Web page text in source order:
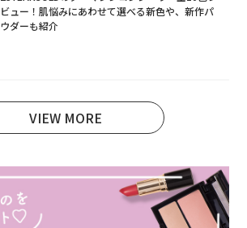
ビュー！肌悩みにあわせて選べる新色や、新作パ
ウダーも紹介
VIEW MORE